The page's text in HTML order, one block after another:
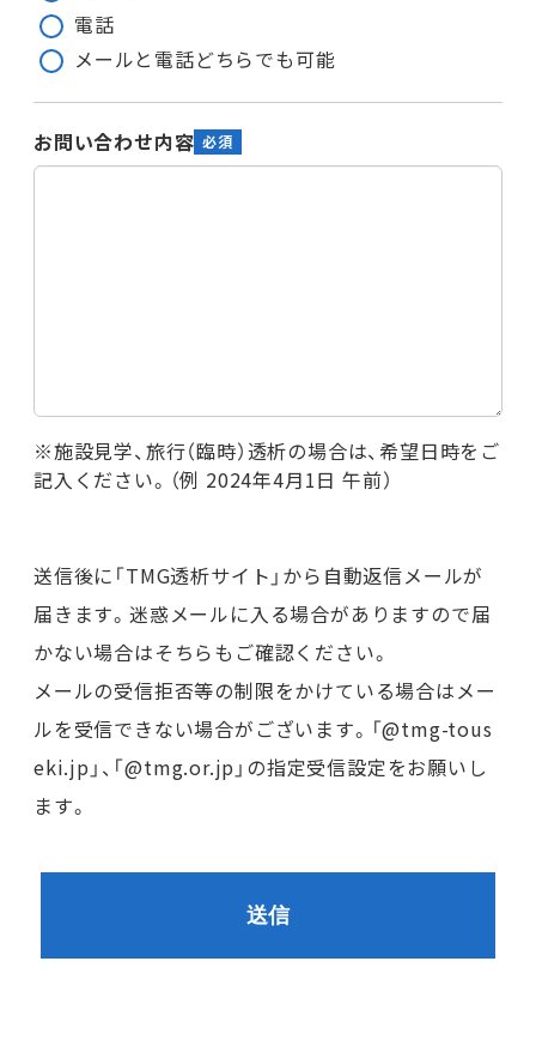
電話
メールと電話どちらでも可能
お問い合わせ内容
※施設見学、旅行（臨時）透析の場合は、希望日時をご
記入ください。（例 2024年4月1日 午前）
送信後に「TMG透析サイト」から自動返信メールが
届きます。迷惑メールに入る場合がありますので届
かない場合はそちらもご確認ください。
メールの受信拒否等の制限をかけている場合はメー
ルを受信できない場合がございます。「@tmg-tous
eki.jp」、「@tmg.or.jp」の指定受信設定をお願いし
ます。